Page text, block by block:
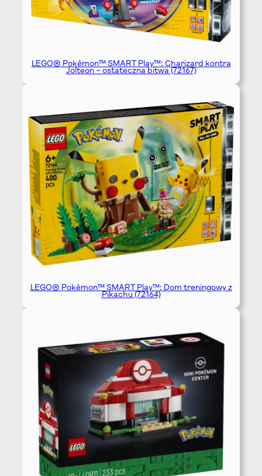
LEGO® Pokémon™ SMART Play™: Charizard kontra
Jolteon – ostateczna bitwa (72167)
LEGO® Pokémon™ SMART Play™: Dom treningowy z
Pikachu (72164)